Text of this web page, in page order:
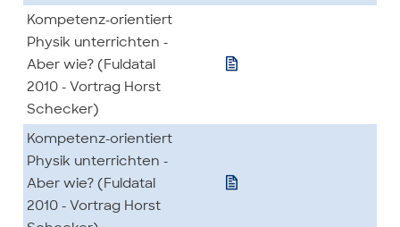
Kompetenz-orientiert
Physik unterrichten -
Aber wie? (Fuldatal
2010 - Vortrag Horst
Schecker)

Kompetenz-orientiert
Physik unterrichten -
Aber wie? (Fuldatal
2010 - Vortrag Horst
